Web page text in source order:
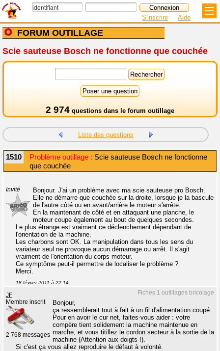
FORUM OUTILLAGE
S'inscrire Aide
Scie sauteuse Bosch ne fonctionne que couchée
2 974 questions dans le forum outillage
Liste des questions
1510 Problème outillage : Scie sauteuse Bosch ne fonctionne
que couchée
Invité
Bonjour. J'ai un problème avec ma scie sauteuse pro Bosch.
Elle ne démarre que couchée sur la droite, lorsque je la bascule
de l'autre côté ou en avant/arrière le moteur s'arrête.
En la maintenant de côté et en attaquant une planche, le
moteur coupe également au bout de quelques secondes.
Le plus étrange est vraiment ce déclenchement dépendant de
l'orientation de la machine.
Les charbons sont OK. La manipulation dans tous les sens du
variateur seul ne provoque aucun démarrage ou arrêt. Il s'agit
vraiment de l'orientation du corps moteur.
Ce symptôme peut-il permettre de localiser le problème ?
Merci.
18 février 2011 à 22:14
Fiches 1 outillages bricolage
JF
Membre inscrit
2 768 messages
Bonjour,
ça ressemblerait tout à fait à un fil d'alimentation coupé.
Pour en avoir le cur net, faites-vous aider : votre
compère tient solidement la machine maintenue en
marche, et vous titillez le cordon secteur à la sortie de la
machine (Attention aux doigts !).
Si c'est ça vous allez reproduire le défaut à volonté.